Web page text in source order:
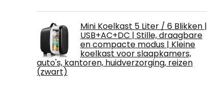
Mini Koelkast 5 Liter / 6 Blikken |
USB+AC+DC | Stille, draagbare
en compacte modus | Kleine
koelkast voor slaapkamers,
auto's, kantoren, huidverzorging, reizen
(zwart)